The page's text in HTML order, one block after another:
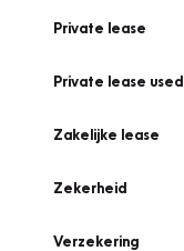
Private lease
Private lease used
Zakelijke lease
Zekerheid
Verzekering